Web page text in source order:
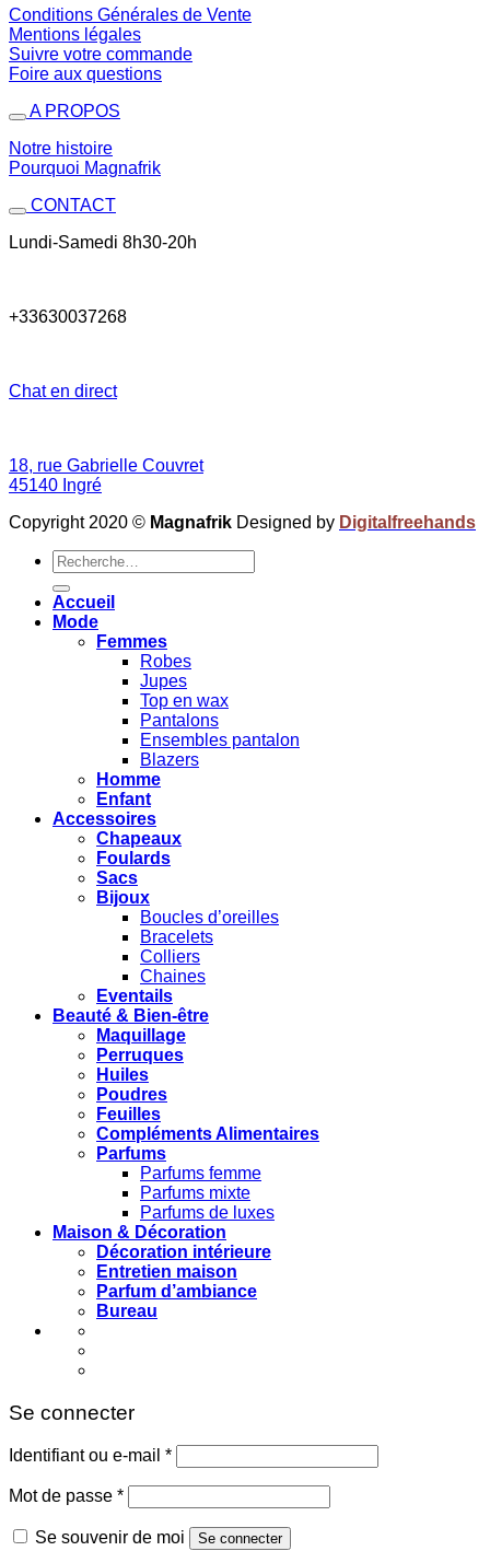
Conditions Générales de Vente
Mentions légales
Suivre votre commande
Foire aux questions
A PROPOS
Notre histoire
Pourquoi Magnafrik
CONTACT
Lundi-Samedi 8h30-20h
+33630037268
Chat en direct
18, rue Gabrielle Couvret
45140 Ingré
Copyright 2020 © Magnafrik Designed by Digitalfreehands
Recherche
pour :
Accueil
Mode
Femmes
Robes
Jupes
Top en wax
Pantalons
Ensembles pantalon
Blazers
Homme
Enfant
Accessoires
Chapeaux
Foulards
Sacs
Bijoux
Boucles d’oreilles
Bracelets
Colliers
Chaines
Eventails
Beauté & Bien-être
Maquillage
Perruques
Huiles
Poudres
Feuilles
Compléments Alimentaires
Parfums
Parfums femme
Parfums mixte
Parfums de luxes
Maison & Décoration
Décoration intérieure
Entretien maison
Parfum d’ambiance
Bureau
Se connecter
Identifiant ou e-mail *Obligatoire
Mot de passe *Obligatoire
Se souvenir de moi Se connecter